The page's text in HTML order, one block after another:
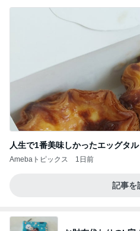
人生で1番美味しかったエッグタル
Amebaトピックス 1日前
記事を